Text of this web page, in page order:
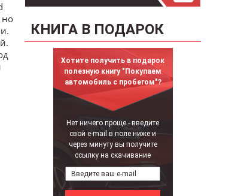
КНИГА В ПОДАРОК
Хотите получить в подарок
полезную книгу "Покупаем
автомобиль с пробегом"?
Нет ничего проще - введите
свой e-mail в поле ниже и
через минуту вы получите
ссылку на скачивание
но